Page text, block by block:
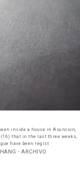
inside a house in Asuncion,
that in the last three weeks,
have been regist
- ARCHIVO